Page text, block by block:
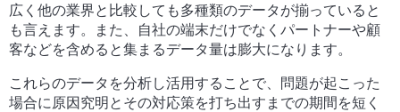
広く他の業界と比較しても多種類のデータが揃っていると
も言えます。また、自社の端末だけでなくパートナーや顧
客などを含めると集まるデータ量は膨大になります。
これらのデータを分析し活用することで、問題が起こった
場合に原因究明とその対応策を打ち出すまでの期間を短く